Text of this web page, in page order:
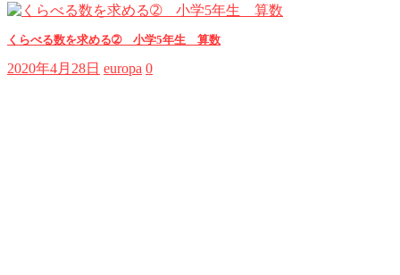
くらべる数を求める➁ 小学5年生 算数
2020年4月28日 europa 0